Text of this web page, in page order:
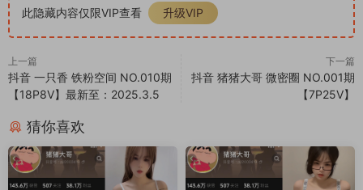
此隐藏内容仅限VIP查看 升级VIP
上一篇
抖音 一只香 铁粉空间 NO.010期
【18P8V】最新至：2025.3.5
下一篇
抖音 猪猪大哥 微密圈 NO.001期
【7P25V】
猜你喜欢